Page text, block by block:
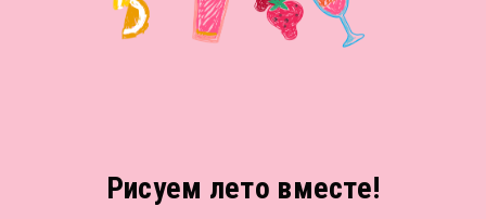
Рисуем лето вместе!